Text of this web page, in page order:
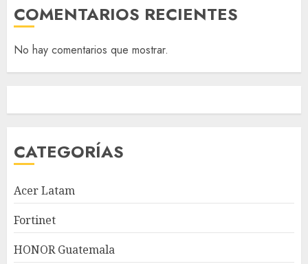
COMENTARIOS RECIENTES
No hay comentarios que mostrar.
CATEGORÍAS
Acer Latam
Fortinet
HONOR Guatemala